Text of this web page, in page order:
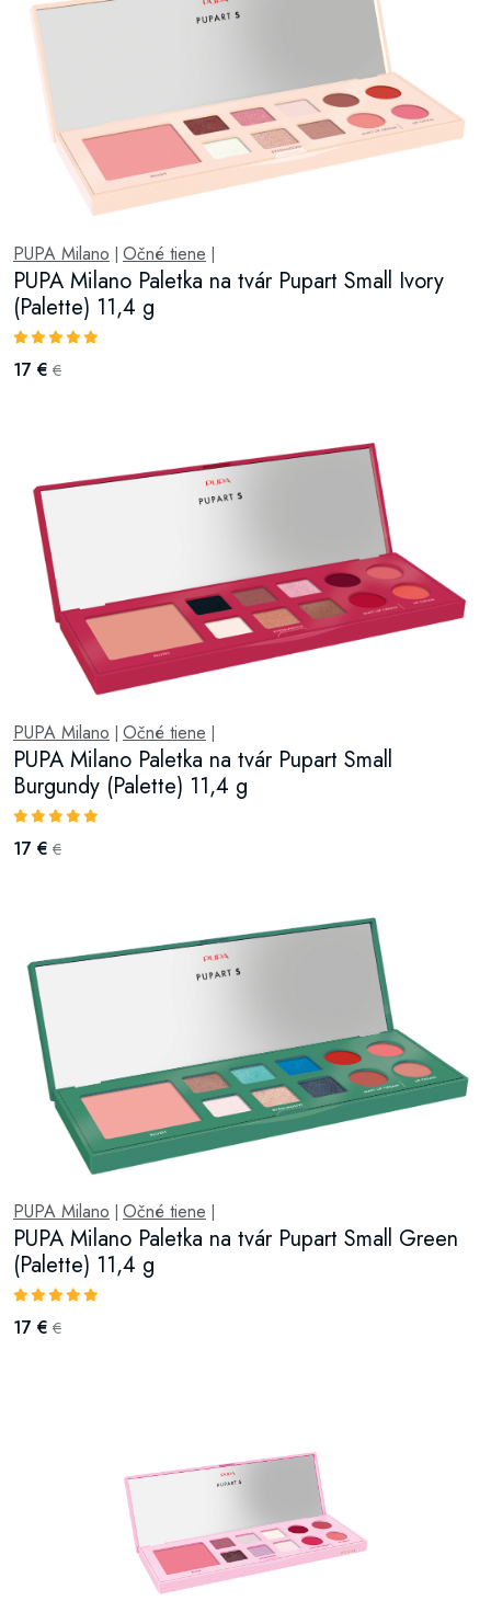
PUPA Milano Očné tiene
PUPA Milano Paletka na tvár Pupart Small Ivory
(Palette) 11,4 g
17 € €
PUPA Milano Očné tiene
PUPA Milano Paletka na tvár Pupart Small
Burgundy (Palette) 11,4 g
17 € €
PUPA Milano Očné tiene
PUPA Milano Paletka na tvár Pupart Small Green
(Palette) 11,4 g
17 € €